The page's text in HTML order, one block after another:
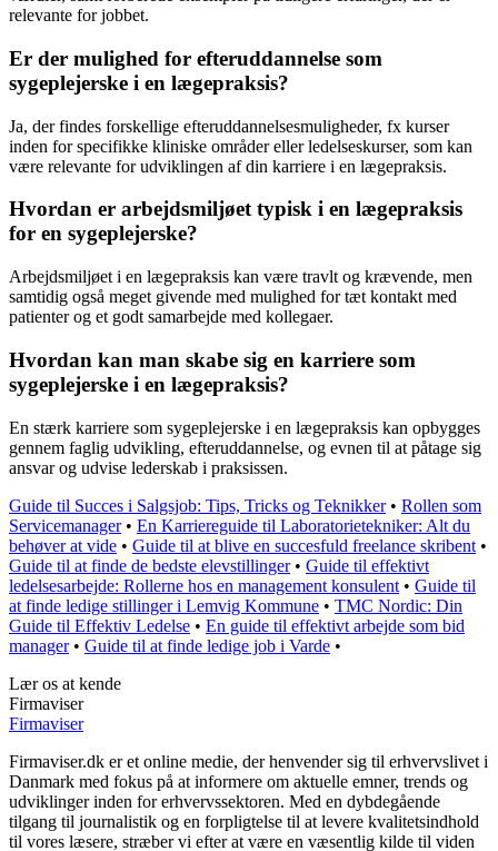
relevante for jobbet.
Er der mulighed for efteruddannelse som
sygeplejerske i en lægepraksis?
Ja, der findes forskellige efteruddannelsesmuligheder, fx kurser
inden for specifikke kliniske områder eller ledelseskurser, som kan
være relevante for udviklingen af din karriere i en lægepraksis.
Hvordan er arbejdsmiljøet typisk i en lægepraksis
for en sygeplejerske?
Arbejdsmiljøet i en lægepraksis kan være travlt og krævende, men
samtidig også meget givende med mulighed for tæt kontakt med
patienter og et godt samarbejde med kollegaer.
Hvordan kan man skabe sig en karriere som
sygeplejerske i en lægepraksis?
En stærk karriere som sygeplejerske i en lægepraksis kan opbygges
gennem faglig udvikling, efteruddannelse, og evnen til at påtage sig
ansvar og udvise lederskab i praksissen.
Guide til Succes i Salgsjob: Tips, Tricks og Teknikker• Rollen som
Servicemanager• En Karriereguide til Laboratorietekniker: Alt du
behøver at vide • Guide til at blive en succesfuld freelance skribent •
Guide til at finde de bedste elevstillinger• Guide til effektivt
ledelsesarbejde: Rollerne hos en management konsulent • Guide til
at finde ledige stillinger i Lemvig Kommune • TMC Nordic: Din
Guide til Effektiv Ledelse • En guide til effektivt arbejde som bid
manager• Guide til at finde ledige job i Varde •
Lær os at kende
Firmaviser
Firmaviser
Firmaviser.dk er et online medie, der henvender sig til erhvervslivet i
Danmark med fokus på at informere om aktuelle emner, trends og
udviklinger inden for erhvervssektoren. Med en dybdegående
tilgang til journalistik og en forpligtelse til at levere kvalitetsindhold
til vores læsere, stræber vi efter at være en væsentlig kilde til viden